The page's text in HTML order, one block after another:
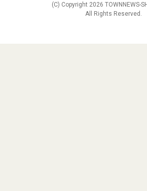
(C) Copyright 2026 TOWNNEWS-
All Rights Reserved.